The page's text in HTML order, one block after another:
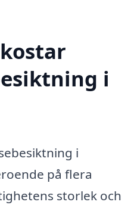
i
i
på flera
storlek och